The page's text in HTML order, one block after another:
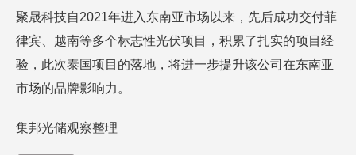
聚晟科技自2021年进入东南亚市场以来，先后成功交付菲
律宾、越南等多个标志性光伏项目，积累了扎实的项目经
验，此次泰国项目的落地，将进一步提升该公司在东南亚
市场的品牌影响力。
集邦光储观察整理